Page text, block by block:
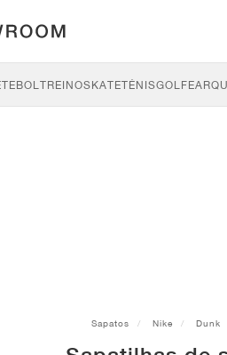
TREINOSKATETÉNISGOLFE
Sapatos Nike Dunk